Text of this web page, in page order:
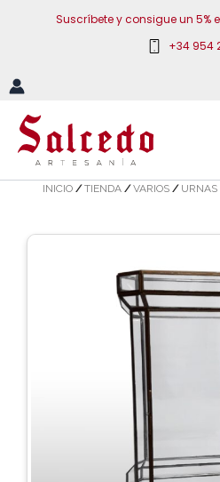
Suscríbete y consigue un 5%
+34 954
INICIO /TIENDA /VARIOS / URNAS